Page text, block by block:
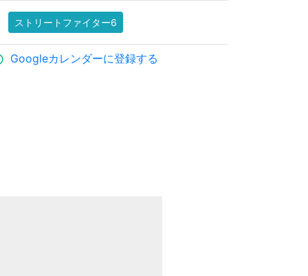
ストリートファイター6
Googleカレンダーに登録する